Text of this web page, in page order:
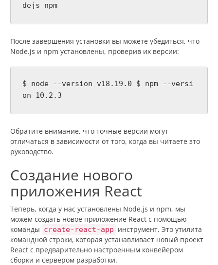
dejs npm
После завершения установки вы можете убедиться, что
Node.js и npm установлены, проверив их версии:
$ node --version v18.19.0 $ npm --versi
on 10.2.3
Обратите внимание, что точные версии могут
отличаться в зависимости от того, когда вы читаете это
руководство.
Создание нового
приложения React
Теперь, когда у нас установлены Node.js и npm, мы
можем создать новое приложение React с помощью
команды create-react-app инструмент. Это утилита
командной строки, которая устанавливает новый проект
React с предварительно настроенным конвейером
сборки и сервером разработки.